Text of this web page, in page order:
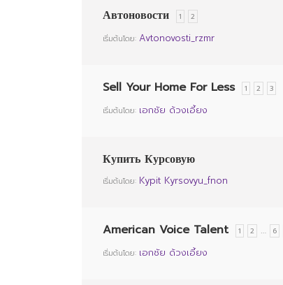
Автоновости 1 2
เริ่มต้นโดย: Avtonovosti_rzmr
Sell Your Home For Less 1 2 3
เริ่มต้นโดย: เอกชัย ด้วงเอี้ยง
Купить Курсовую
เริ่มต้นโดย: Kypit Kyrsovyu_fnon
American Voice Talent 1 2 … 6
เริ่มต้นโดย: เอกชัย ด้วงเอี้ยง